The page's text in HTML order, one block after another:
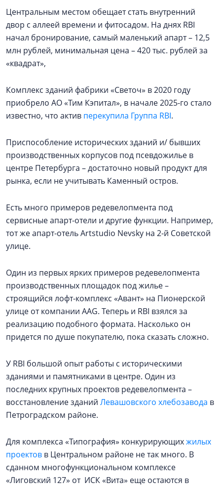
Центральным местом обещает стать внутренний
двор с аллеей времени и фитосадом. На днях RBI
начал бронирование, самый маленький апарт – 12,5
млн рублей, минимальная цена – 420 тыс. рублей за
«квадрат»,
Комплекс зданий фабрики «Светоч» в 2020 году
приобрело АО «Тим Кэпитал», в начале 2025-го стало
известно, что актив перекупила Группа RBI.
Приспособление исторических зданий и/ бывших
производственных корпусов под псевдожилье в
центре Петербурга – достаточно новый продукт для
рынка, если не учитывать Каменный остров.
Есть много примеров редевелопмента под
сервисные апарт-отели и другие функции. Например,
тот же апарт-отель Artstudio Nevsky на 2-й Советской
улице.
Один из первых ярких примеров редевелопмента
производственных площадок под жилье –
строящийся лофт-комплекс «Авант» на Пионерской
улице от компании AAG. Теперь и RBI взялся за
реализацию подобного формата. Насколько он
придется по душе покупателю, пока сказать сложно.
У RBI большой опыт работы с историческими
зданиями и памятниками в центре. Один из
последних крупных проектов редевелопмента –
восстановление зданий Левашовского хлебозавода в
Петроградском районе.
Для комплекса «Типография» конкурирующихжилых
проектов в Центральном районе не так много. В
сданном многофункциональном комплексе
«Лиговский 127» от ИСК «Вита» еще остаются в